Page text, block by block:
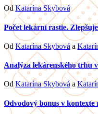
Od Katarína Skybová
Počet lekární rastie.
Od Katarína Skybová a
Analýza lekárenského trhu
Od Katarína Skybová a
Odvodový bonus v